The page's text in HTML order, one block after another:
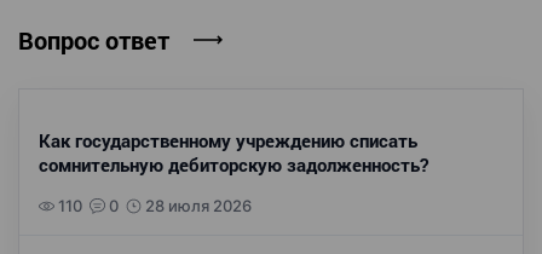
Вопрос ответ
Как государственному учреждению списать
сомнительную дебиторскую задолженность?
110 0 28 июля 2026